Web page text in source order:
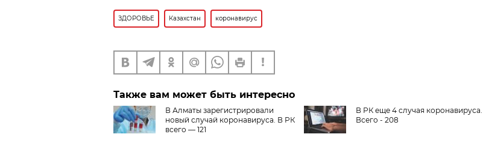
ЗДОРОВЬЕ Казахстан коронавирус
Также вам может быть интересно
В Алматы зарегистрировали
новый случай коронавируса. В РК
всего — 121
В РК еще 4 случая коронавируса.
Всего - 208